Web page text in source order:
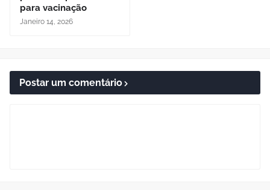
para vacinação
Janeiro 14, 2026
Postar um comentário